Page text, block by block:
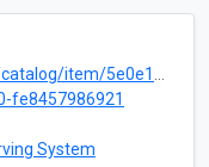
fe8457986921
System